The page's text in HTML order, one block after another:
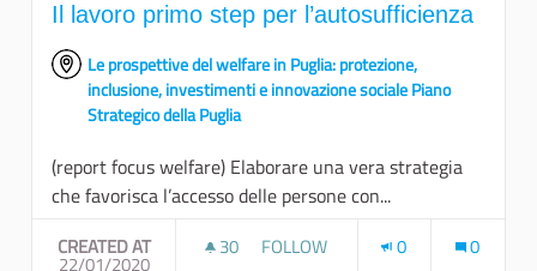
Il lavoro primo step per l’autosufficienza
Le prospettive del welfare in Puglia: protezione,
inclusione, investimenti e innovazione sociale Piano
Strategico della Puglia
(report focus welfare) Elaborare una vera strategia
che favorisca l’accesso delle persone con...
CREATED AT
22/01/2020
30 30 FOLLOWERS
FOLLOW 0 0